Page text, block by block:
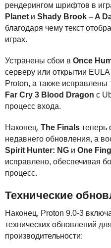
рендерингом шрифтов в
Planet и Shady Brook – A
благодаря чему текст
играх.
Устранены сбои в Once
серверу или открытии EULA
Proton, а также исправлены
Far Cry 3 Blood Dragon с
процесс входа.
Наконец, The Finals теперь
недавнего обновления, а
Spirit Hunter: NG и One
исправлено, обеспечивая
процесс.
Технические
Наконец, Proton 9.0-3
технических обновлений
производительности: